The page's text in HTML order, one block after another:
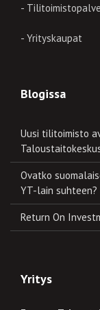
-
- Yrityskaupat
Blogissa
Uusi tilitoimisto
Ovatko
YT-lain suhteen?
Return On
Yritys